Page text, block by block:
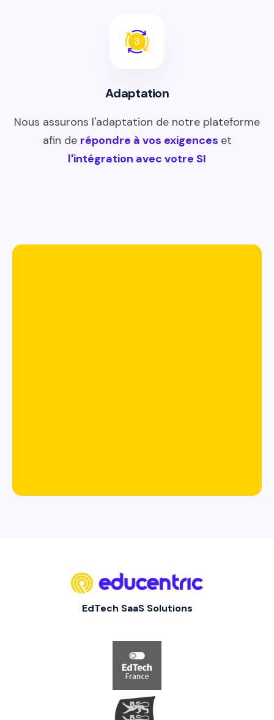
3
Adaptation
Nous assurons l'adaptation de notre plateforme
afin de répondre à vos exigences et
l'intégration avec votre SI
EdTech SaaS Solutions